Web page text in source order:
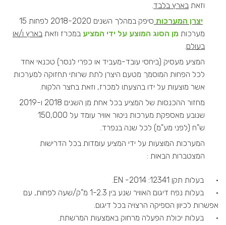
וזאת בארץ בלבד.
יצרן המערכות
סיפק במהלך השנים 2018-2020 לפחות 15
מערכות מן הסוג המוצע על ידי המציע במכרז וזאת בארץ ו/או
בעולם.
המציע מעסיק (ביחסי עובד-מעביד או כפרי לנסר) טכנאי אחד
לכל הפחות המוסמך מטעם היצרן לתת שרותי תחזוקה למערכות
אשר מוצעות על ידו בהצעתו למכרז, וזאת בחצר הלקוח.
מחזור ההכנסות של המציע בכל אחת מן השנים 2018 ו-2019
שנובע מאספקת מערכות ניטור אוויר עומד על 150,000
ש"ח (לפני מע"מ) לכל שנה בנפרד.
המערכות המוצעות על ידי המציע עומדות בכל הדרישות
המצטברות הבאות :
· בעלות תקן 12341: 2014- EN.
· בעלות נפח דיגום האוויר שנע בין 1-2.3 מ"ק/שעה לפחות, עם
אפשרות לכיוון הספיקה הרצויה בכל דיגום.
· בעלות יכולת הפעלה מרחוק באמצעות המרשתת.